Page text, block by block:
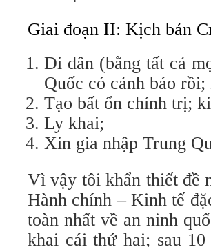
Giai đoạn II: Kịch bản
Di dân (bằng tất cả
Quốc có cảnh báo
Tạo bất ổn chính trị;
Ly khai;
Xin gia nhập Trung
Vì vậy tôi khẩn thiết đề
Hành chính – Kinh tế
toàn nhất về an ninh
khai cái thứ hai; sau